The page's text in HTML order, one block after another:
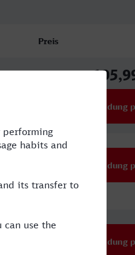
Preis
Verbindung
Verbindung
Verbindung